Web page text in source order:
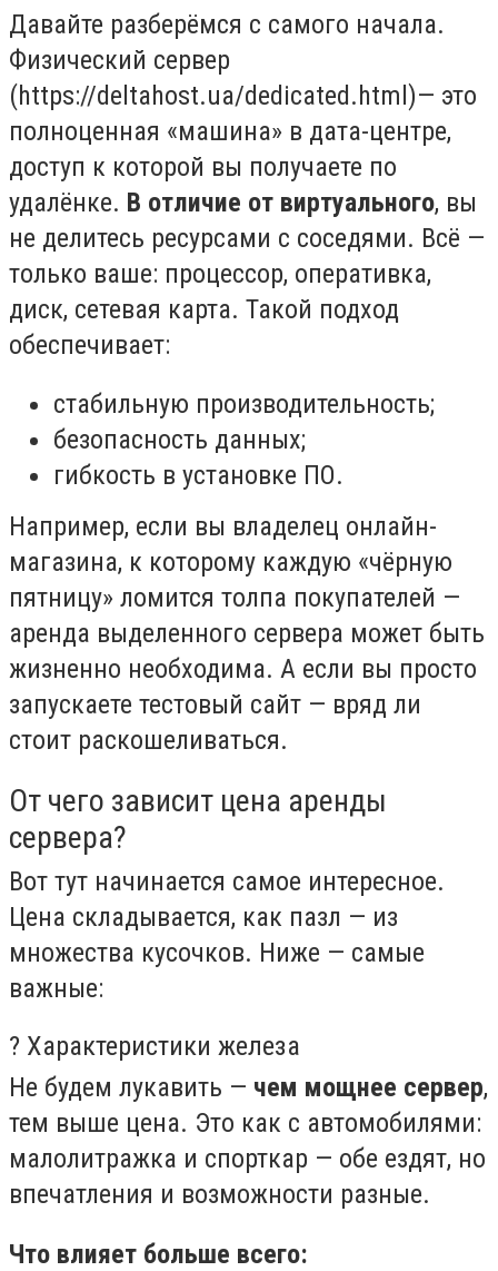
Давайте разберёмся с самого начала.
Физический сервер
(https://deltahost.ua/dedicated.html)— это
полноценная «машина» в дата-центре,
доступ к которой вы получаете по
удалёнке. В отличие от виртуального, вы
не делитесь ресурсами с соседями. Всё —
только ваше: процессор, оперативка,
диск, сетевая карта. Такой подход
обеспечивает:
стабильную производительность;
безопасность данных;
гибкость в установке ПО.
Например, если вы владелец онлайн-
магазина, к которому каждую «чёрную
пятницу» ломится толпа покупателей —
аренда выделенного сервера может быть
жизненно необходима. А если вы просто
запускаете тестовый сайт — вряд ли
стоит раскошеливаться.
От чего зависит цена аренды
сервера?
Вот тут начинается самое интересное.
Цена складывается, как пазл — из
множества кусочков. Ниже — самые
важные:
? Характеристики железа
Не будем лукавить — чем мощнее сервер,
тем выше цена. Это как с автомобилями:
малолитражка и спорткар — обе ездят, но
впечатления и возможности разные.
Что влияет больше всего: